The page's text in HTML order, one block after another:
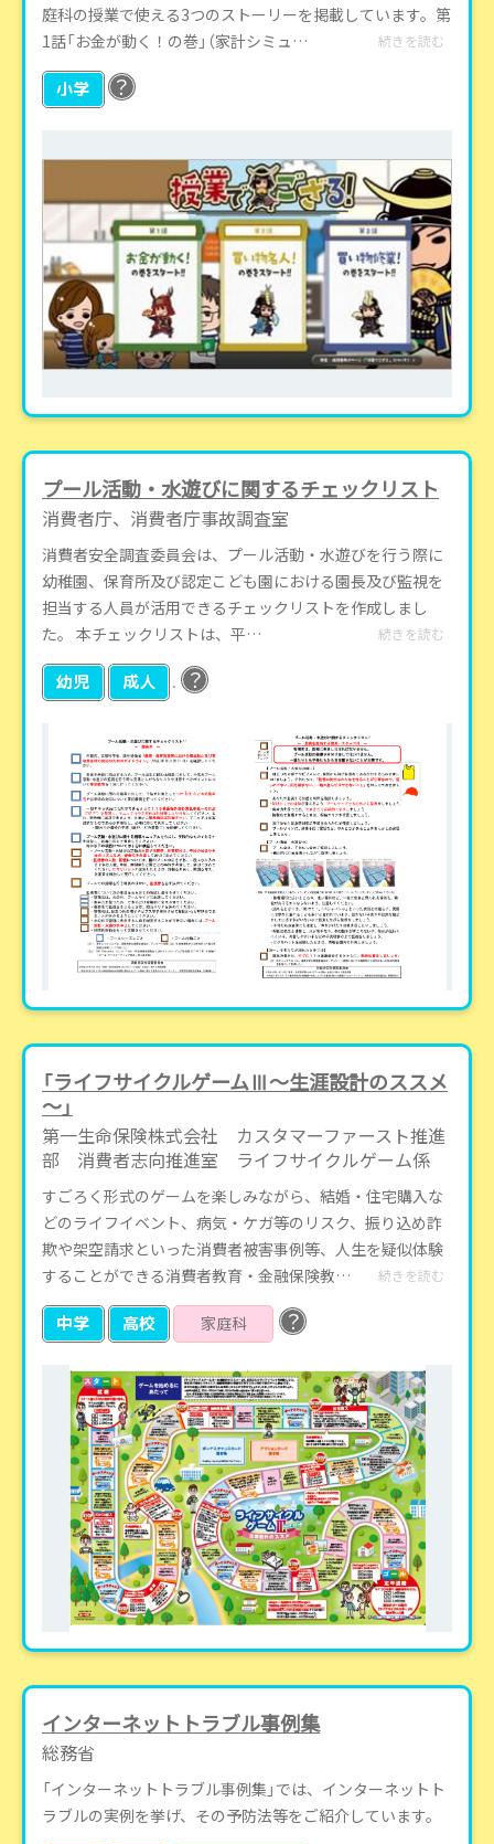
庭科の授業で使える3つのストーリーを掲載しています。第
1話「お金が動く！の巻」（家計シミュ…
続きを読む
小学 ？
プール活動・水遊びに関するチェックリスト
消費者庁、消費者庁事故調査室
消費者安全調査委員会は、プール活動・水遊びを行う際に
幼稚園、保育所及び認定こども園における園長及び監視を
担当する人員が活用できるチェックリストを作成しまし
た。 本チェックリストは、平…
続きを読む
幼児 成人 ？
「ライフサイクルゲームⅢ～生涯設計のススメ
～」
第一生命保険株式会社 カスタマーファースト推進
部 消費者志向推進室 ライフサイクルゲーム係
すごろく形式のゲームを楽しみながら、結婚・住宅購入な
どのライフイベント、病気・ケガ等のリスク、振り込め詐
欺や架空請求といった消費者被害事例等、人生を疑似体験
することができる消費者教育・金融保険教…
続きを読む
中学 高校 家庭科 ？
インターネットトラブル事例集
総務省
「インターネットトラブル事例集」では、インターネットト
ラブルの実例を挙げ、その予防法等をご紹介しています。